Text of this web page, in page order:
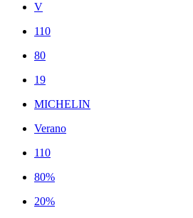
V
110
80
19
MICHELIN
Verano
110
80%
20%